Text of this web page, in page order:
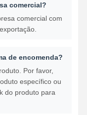
comercial?
comercial com
de encomenda?
Por favor,
específico ou
do produto para